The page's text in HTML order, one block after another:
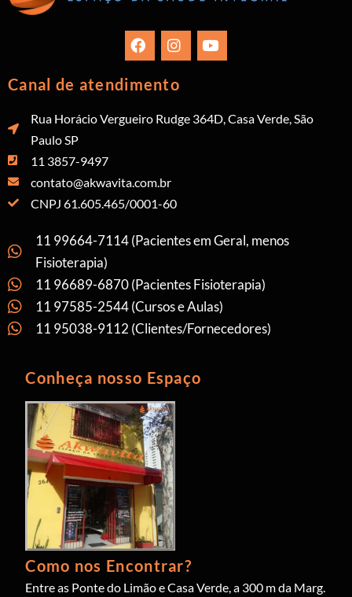
Canal de atendimento
Rua Horácio Vergueiro Rudge 364D, Casa Verde, São
Paulo SP
11 3857-9497
contato@akwavita.com.br
CNPJ 61.605.465/0001-60
11 99664-7114 (Pacientes em Geral, menos
Fisioterapia)
11 96689-6870 (Pacientes Fisioterapia)
11 97585-2544 (Cursos e Aulas)
11 95038-9112 (Clientes/Fornecedores)
Conheça nosso Espaço
Como nos Encontrar?
Entre as Ponte do Limão e Casa Verde, a 300 m da Marg.